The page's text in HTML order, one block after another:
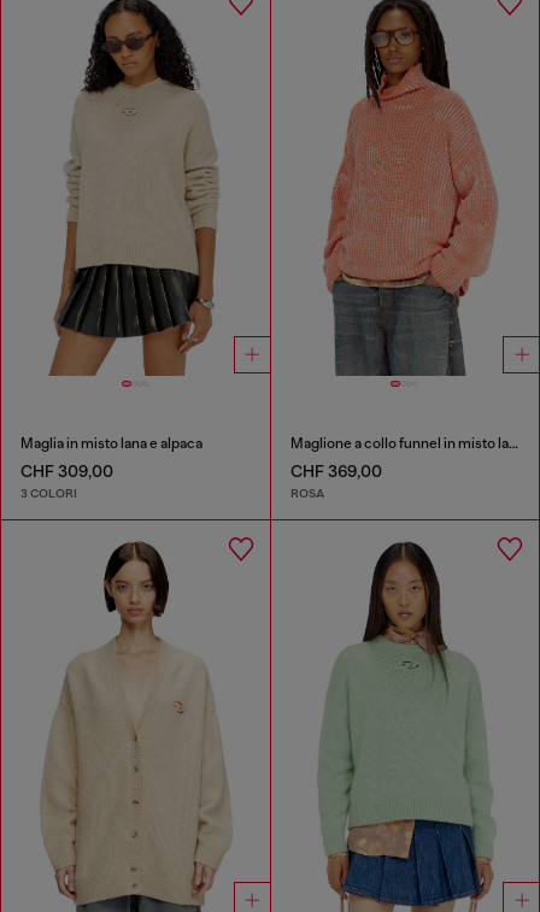
Maglia in misto lana e alpaca
CHF 309,00
3 COLORI
Maglione a collo funnel in misto lana a costine
CHF 369,00
ROSA